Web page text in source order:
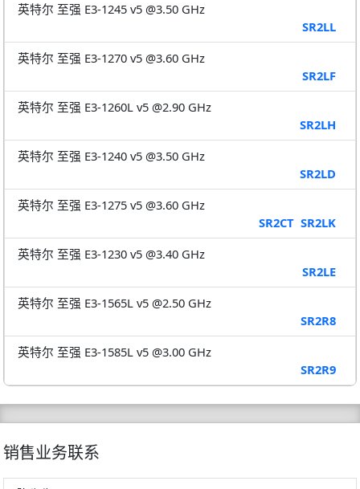
英特尔 至强 E3-1245 v5 @3.50 GHz
SR2LL
英特尔 至强 E3-1270 v5 @3.60 GHz
SR2LF
英特尔 至强 E3-1260L v5 @2.90 GHz
SR2LH
英特尔 至强 E3-1240 v5 @3.50 GHz
SR2LD
英特尔 至强 E3-1275 v5 @3.60 GHz
SR2CT SR2LK
英特尔 至强 E3-1230 v5 @3.40 GHz
SR2LE
英特尔 至强 E3-1565L v5 @2.50 GHz
SR2R8
英特尔 至强 E3-1585L v5 @3.00 GHz
SR2R9
销售业务联系